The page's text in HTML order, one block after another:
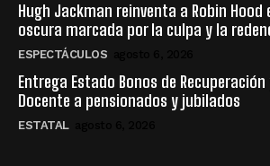
Hugh Jackman reinventa a Robin Hood
oscura marcada por la culpa y la
ESPECTÁCULOS
Entrega Estado Bonos de Recuperación
Docente a pensionados y jubilados
ESTATAL